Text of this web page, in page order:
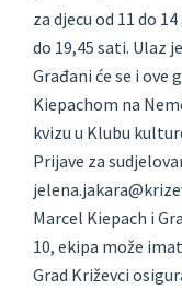
za djecu od 11 do
do 19,45 sati. Ulaz
Građani će se i ove
Kiepachom na
kvizu u Klubu
Prijave za
Marcel Kiepach i
10, ekipa može
Grad Križevci